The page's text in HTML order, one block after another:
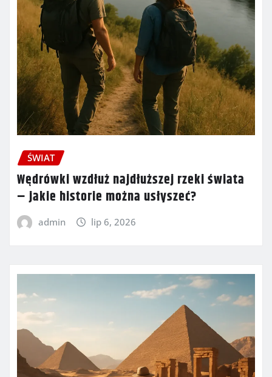
ŚWIAT
Wędrówki wzdłuż najdłuższej rzeki świata
– jakie historie można usłyszeć?
admin lip 6, 2026